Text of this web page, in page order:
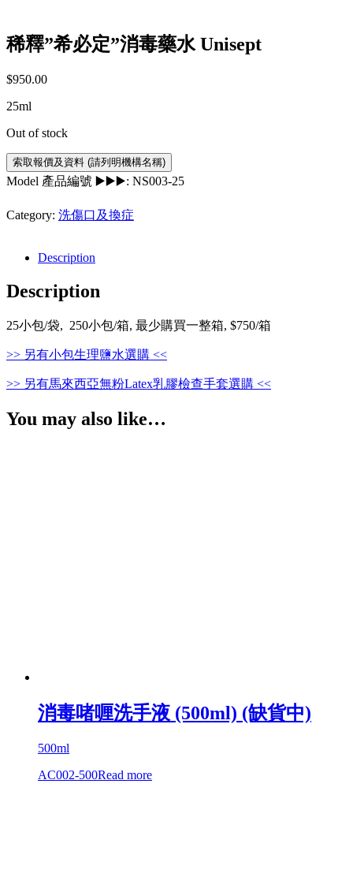
稀釋”希必定”消毒藥水 Unisept
$950.00
25ml
Out of stock
Model 產品編號 ▶️▶️▶️: NS003-25
Category: 洗傷口及換症
Description
Description
25小包/袋, 250小包/箱, 最少購買一整箱, $750/箱
>> 另有小包生理鹽水選購 <<
>> 另有馬來西亞無粉Latex乳膠檢查手套選購 <<
You may also like…
消毒啫喱洗手液 (500ml) (缺貨中)
500ml
AC002-500Read more